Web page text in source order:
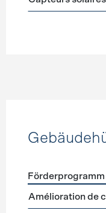
Förderprogramm
Amélioration de